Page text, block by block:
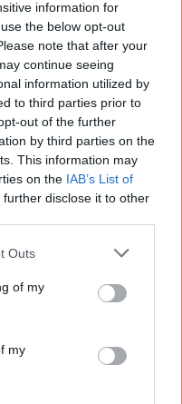
information for
the below opt-out
note that after your
continue seeing
information utilized by
to third parties prior to
out of the further
by third parties on the
This information may
on the IAB’s List of
further disclose it to other
Outs
of my
my
nächstes Jahr.
zu schwach.....